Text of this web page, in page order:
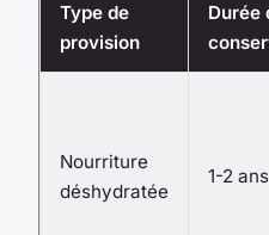
Type de
provision
Durée
Nourriture
déshydratée
1-2 ans